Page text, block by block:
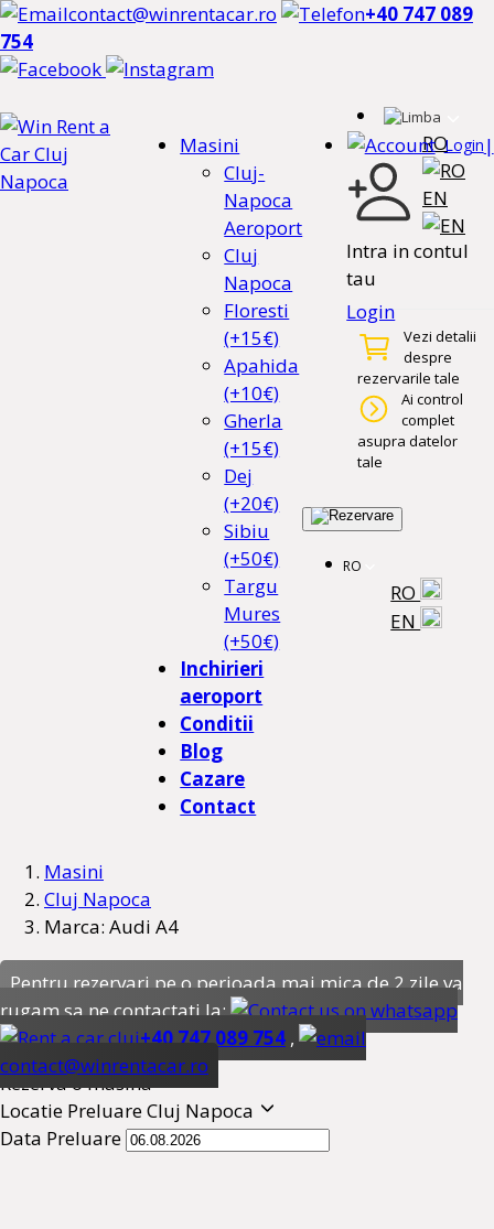
contact@winrentacar.ro
+40 747 089
754
RO
EN
Masini
Cluj-
Napoca
Aeroport
Cluj
Napoca
Floresti
(+15€)
Apahida
(+10€)
Gherla
(+15€)
Dej
(+20€)
Sibiu
(+50€)
Targu
Mures
(+50€)
Inchirieri
aeroport
Conditii
Blog
Cazare
Contact
Login |
Intra in contul
tau
Login
Vezi detalii
despre
rezervarile tale
Ai control
complet
asupra datelor
tale
RO
RO
EN
Masini
Cluj Napoca
Marca: Audi A4
Pentru rezervari pe o perioada mai mica de 2 zile va
rugam sa ne contactati la:
+40 747 089 754 ,
contact@winrentacar.ro
Rezerva o masina
Locatie PreluareCluj Napoca
Data Preluare